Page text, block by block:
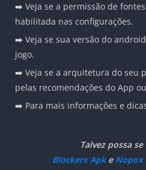
➡️ Veja se a permissão de
habilitada nas configurações.
➡️ Veja se sua versão do
jogo.
➡️ Veja se a arquitetura do seu
pelas recomendações do App
➡️ Para mais informações e
Talvez possa
Blockerx Apke Nopox